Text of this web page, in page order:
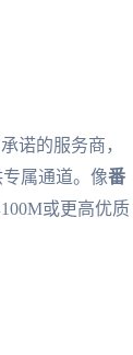
诺的服务商，
属通道。像番
或更高优质